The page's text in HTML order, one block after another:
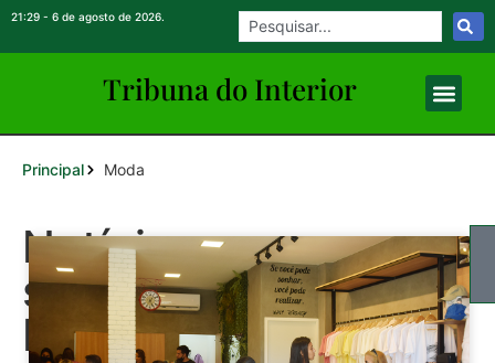
21:29 - 6 de agosto de 2026.
Tribuna do Interior
Principal Moda
Notícias
sobre:
Moda